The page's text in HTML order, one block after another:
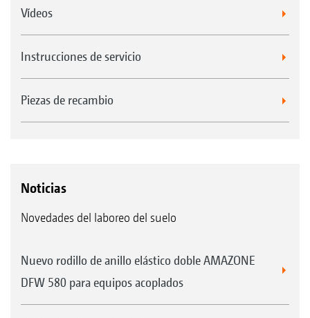
Vídeos
Instrucciones de servicio
Piezas de recambio
Noticias
Novedades del laboreo del suelo
Nuevo rodillo de anillo elástico doble AMAZONE
DFW 580 para equipos acoplados